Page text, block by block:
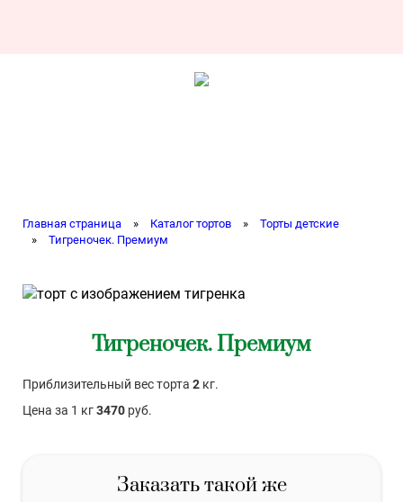
Главная страница » Каталог тортов »
Торты детские
»
Тигреночек. Премиум
Тигреночек. Премиум
Приблизительный вес торта 2 кг.
Цена за 1 кг3470 руб.
Заказать такой же